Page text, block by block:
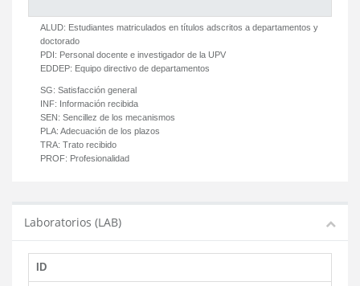
ALUD: Estudiantes matriculados en títulos adscritos a departamentos y
doctorado
PDI: Personal docente e investigador de la UPV
EDDEP: Equipo directivo de departamentos
SG: Satisfacción general
INF: Información recibida
SEN: Sencillez de los mecanismos
PLA: Adecuación de los plazos
TRA: Trato recibido
PROF: Profesionalidad
Laboratorios (LAB)
ID